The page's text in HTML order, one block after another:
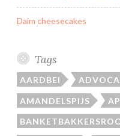
Daim cheesecakes
Tags
AARDBEI
AMANDELSPIJS